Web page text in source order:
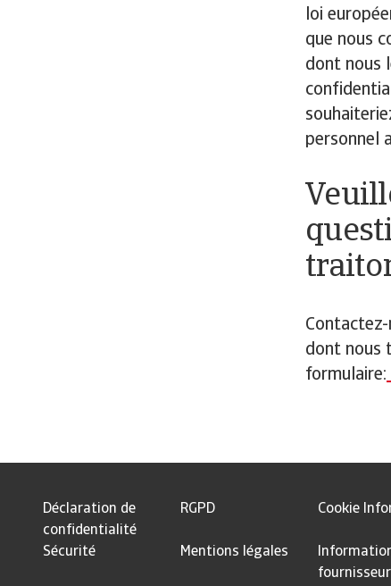
loi
que nous
dont nous
personnel
dont nous
formulaire:
Déclaration de
confidentialité
RGPD Cookie
Sécurité Mentions légales